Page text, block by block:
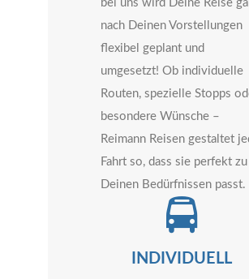
bei uns wird Deine Reise
nach Deinen Vorstellungen
flexibel geplant und
umgesetzt! Ob individuelle
Routen, spezielle Stopps
besondere Wünsche –
Reimann Reisen gestaltet
Fahrt so, dass sie perfekt zu
Deinen Bedürfnissen passt.
INDIVIDUELL